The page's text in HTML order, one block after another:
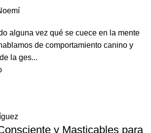
alguna vez qué se cuece en la mente
de comportamiento canino y
la ges...
y Masticables para